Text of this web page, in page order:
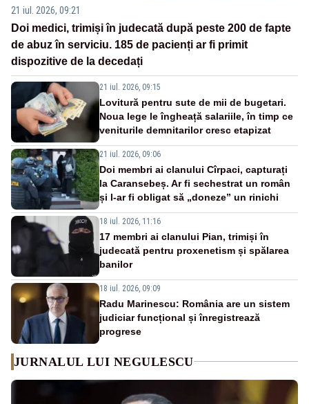
21 iul. 2026, 09:21
Doi medici, trimiși în judecată după peste 200 de fapte
de abuz în serviciu. 185 de pacienți ar fi primit
dispozitive de la decedați
21 iul. 2026, 09:15
Lovitură pentru sute de mii de bugetari.
Noua lege le îngheață salariile, în timp ce
veniturile demnitarilor cresc etapizat
21 iul. 2026, 09:06
Doi membri ai clanului Cîrpaci, capturați
la Caransebeș. Ar fi sechestrat un român
și l-ar fi obligat să „doneze” un rinichi
18 iul. 2026, 11:16
17 membri ai clanului Pian, trimiși în
judecată pentru proxenetism și spălarea
banilor
18 iul. 2026, 09:09
Radu Marinescu: România are un sistem
judiciar funcțional și înregistrează
progrese
JURNALUL LUI NEGULESCU